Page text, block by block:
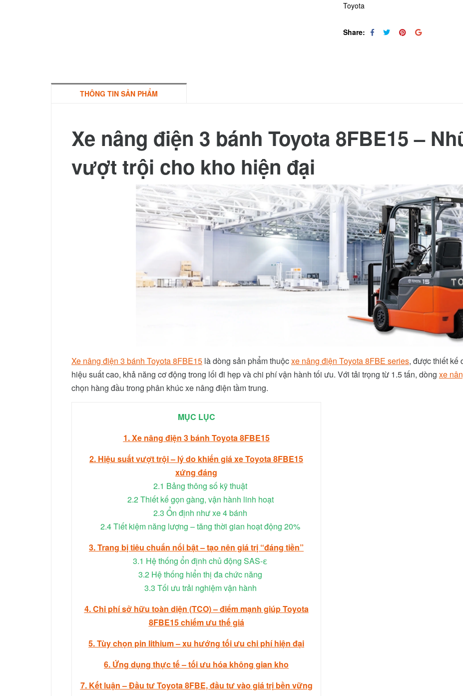
Toyota
Share:
THÔNG TIN SẢN PHẨM
Xe nâng điện 3 bánh Toyota 8FBE15 – N
vượt trội cho kho hiện đại
Xe nâng điện 3 bánh Toyota 8FBE15 là dòng sản phẩm thuộcxe nâng điện Toyota 8FBE series, được thiết kế
hiệu suất cao, khả năng cơ động trong lối đi hẹp và chi phí vận hành tối ưu. Với tải trọng từ 1.5 tấn, dòng xe
chọn hàng đầu trong phân khúc xe nâng điện tầm trung.
MỤC LỤC
1. Xe nâng điện 3 bánh Toyota 8FBE15
2. Hiệu suất vượt trội – lý do khiến giá xe Toyota 8FBE15
xứng đáng
2.1 Bảng thông số kỹ thuật
2.2 Thiết kế gọn gàng, vận hành linh hoạt
2.3 Ổn định như xe 4 bánh
2.4 Tiết kiệm năng lượng – tăng thời gian hoạt động 20%
3. Trang bị tiêu chuẩn nổi bật – tạo nên giá trị “đáng tiền”
3.1 Hệ thống ổn định chủ động SAS-ε
3.2 Hệ thống hiển thị đa chức năng
3.3 Tối ưu trải nghiệm vận hành
4. Chi phí sở hữu toàn diện (TCO) – điểm mạnh giúp Toyota
8FBE15 chiếm ưu thế giá
5. Tùy chọn pin lithium – xu hướng tối ưu chi phí hiện đại
6. Ứng dụng thực tế – tối ưu hóa không gian kho
7. Kết luận – Đầu tư Toyota 8FBE, đầu tư vào giá trị bền vững